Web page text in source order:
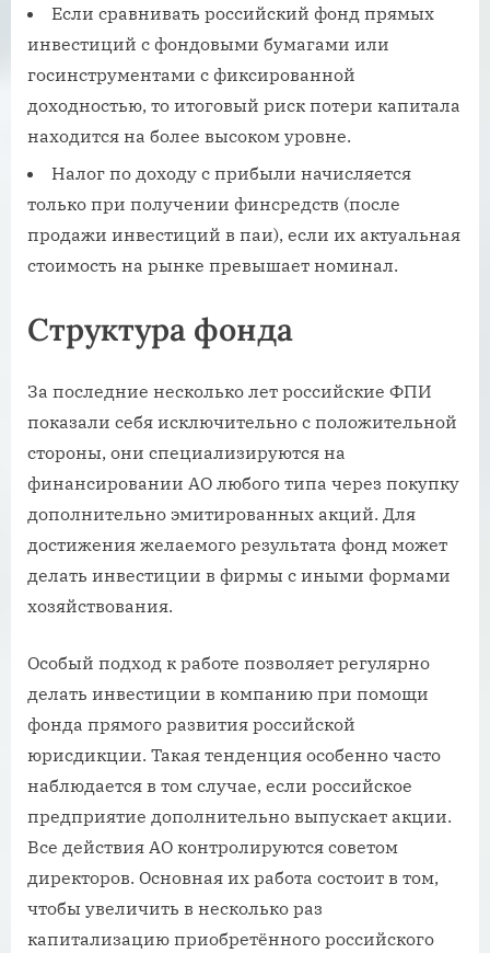
Если сравнивать российский фонд прямых
инвестиций с фондовыми бумагами или
госинструментами с фиксированной
доходностью, то итоговый риск потери капитала
находится на более высоком уровне.
Налог по доходу с прибыли начисляется
только при получении финсредств (после
продажи инвестиций в паи), если их актуальная
стоимость на рынке превышает номинал.
Структура фонда
За последние несколько лет российские ФПИ
показали себя исключительно с положительной
стороны, они специализируются на
финансировании АО любого типа через покупку
дополнительно эмитированных акций. Для
достижения желаемого результата фонд может
делать инвестиции в фирмы с иными формами
хозяйствования.
Особый подход к работе позволяет регулярно
делать инвестиции в компанию при помощи
фонда прямого развития российской
юрисдикции. Такая тенденция особенно часто
наблюдается в том случае, если российское
предприятие дополнительно выпускает акции.
Все действия АО контролируются советом
директоров. Основная их работа состоит в том,
чтобы увеличить в несколько раз
капитализацию приобретённого российского